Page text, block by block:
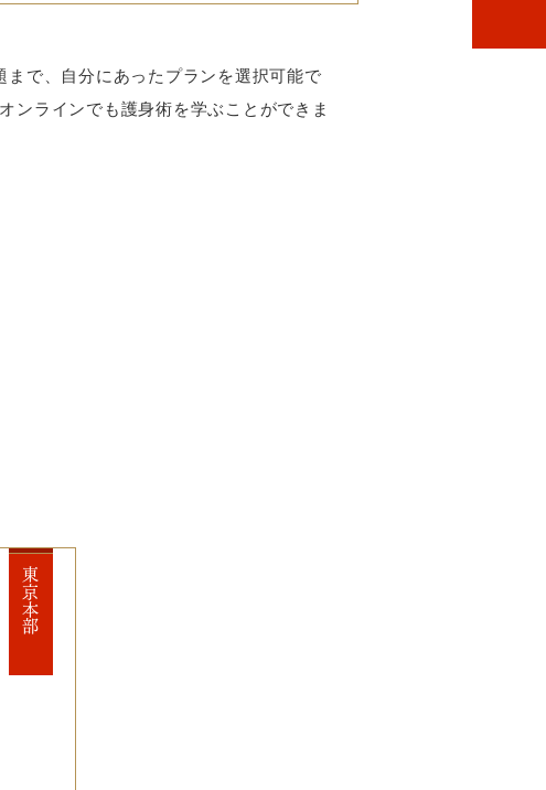
まで、自分にあったプランを選択可能で
ンラインでも護身術を学ぶことができま
東京本部